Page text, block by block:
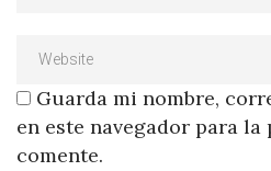
Guarda mi nombre,
en este navegador para la
comente.